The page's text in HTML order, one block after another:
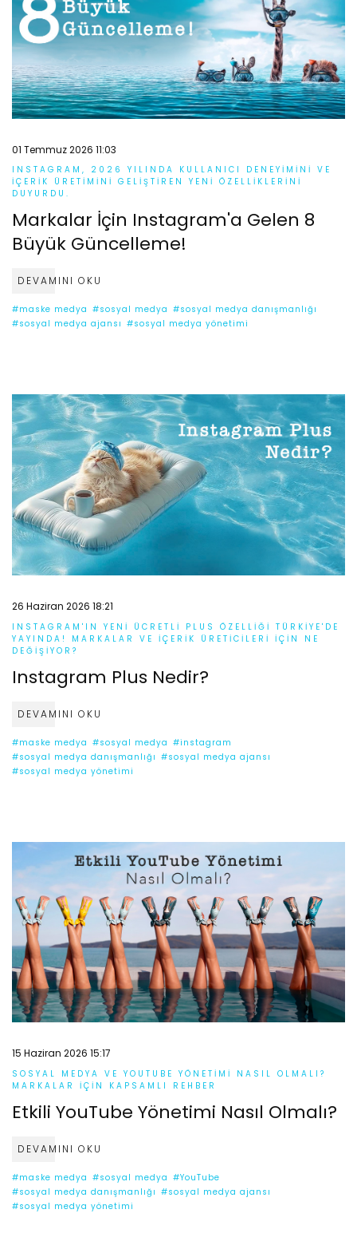
01 Temmuz 2026 11:03
INSTAGRAM, 2026 YILINDA KULLANICI DENEYIMINI VE
IÇERIK ÜRETIMINI GELIŞTIREN YENI ÖZELLIKLERINI
DUYURDU.
Markalar İçin Instagram'a Gelen 8
Büyük Güncelleme!
DEVAMINI OKU
#maske medya #sosyal medya #sosyal medya danışmanlığı
#sosyal medya ajansı #sosyal medya yönetimi
26 Haziran 2026 18:21
INSTAGRAM'IN YENI ÜCRETLI PLUS ÖZELLIĞI TÜRKIYE'DE
YAYINDA! MARKALAR VE İÇERIK ÜRETICILERI İÇIN NE
DEĞIŞIYOR?
Instagram Plus Nedir?
DEVAMINI OKU
#maske medya #sosyal medya #instagram
#sosyal medya danışmanlığı #sosyal medya ajansı
#sosyal medya yönetimi
15 Haziran 2026 15:17
SOSYAL MEDYA VE YOUTUBE YÖNETIMI NASIL OLMALI?
MARKALAR İÇIN KAPSAMLI REHBER
Etkili YouTube Yönetimi Nasıl Olmalı?
DEVAMINI OKU
#maske medya #sosyal medya #YouTube
#sosyal medya danışmanlığı #sosyal medya ajansı
#sosyal medya yönetimi